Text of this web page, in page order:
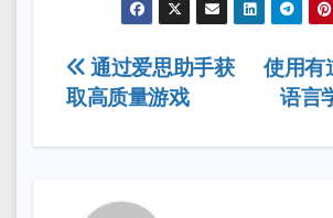
Post
navigation
使用有
语言
通过爱思助手获
取高质量游戏